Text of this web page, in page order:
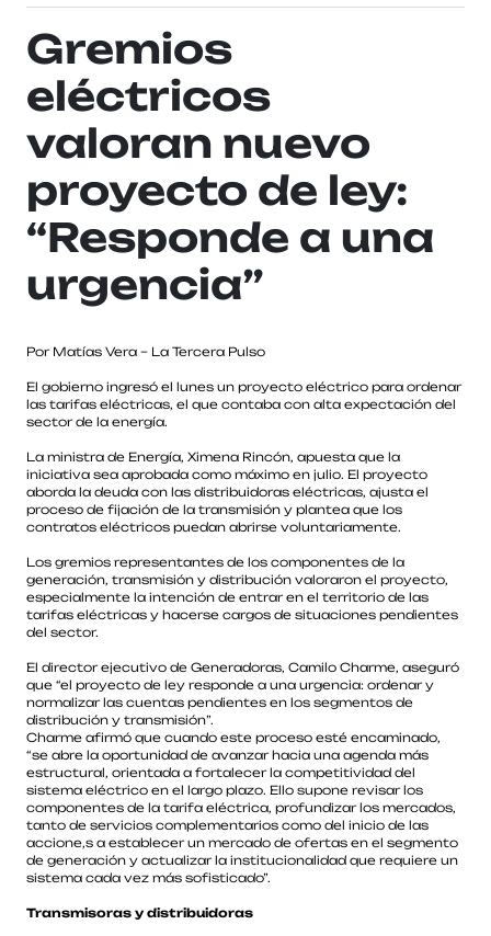
Gremios
eléctricos
valoran nuevo
proyecto de ley:
“Responde a una
urgencia”
Por Matías Vera – La Tercera Pulso
El gobierno ingresó el lunes un proyecto eléctrico para ordenar
las tarifas eléctricas, el que contaba con alta expectación del
sector de la energía.
La ministra de Energía, Ximena Rincón, apuesta que la
iniciativa sea aprobada como máximo en julio. El proyecto
aborda la deuda con las distribuidoras eléctricas, ajusta el
proceso de fijación de la transmisión y plantea que los
contratos eléctricos puedan abrirse voluntariamente.
Los gremios representantes de los componentes de la
generación, transmisión y distribución valoraron el proyecto,
especialmente la intención de entrar en el territorio de las
tarifas eléctricas y hacerse cargos de situaciones pendientes
del sector.
El director ejecutivo de Generadoras, Camilo Charme, aseguró
que “el proyecto de ley responde a una urgencia: ordenar y
normalizar las cuentas pendientes en los segmentos de
distribución y transmisión”.
Charme afirmó que cuando este proceso esté encaminado,
“se abre la oportunidad de avanzar hacia una agenda más
estructural, orientada a fortalecer la competitividad del
sistema eléctrico en el largo plazo. Ello supone revisar los
componentes de la tarifa eléctrica, profundizar los mercados,
tanto de servicios complementarios como del inicio de las
accione,s a establecer un mercado de ofertas en el segmento
de generación y actualizar la institucionalidad que requiere un
sistema cada vez más sofisticado”.
Transmisoras y distribuidoras